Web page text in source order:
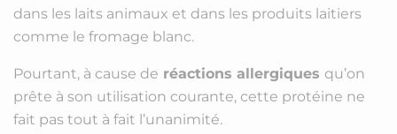
dans les laits animaux et dans les produits laitiers
comme le fromage blanc.
Pourtant, à cause de réactions allergiques qu’on
prête à son utilisation courante, cette protéine ne
fait pas tout à fait l’unanimité.